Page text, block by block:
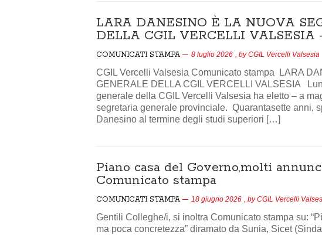
LARA DANESINO È LA NUOVA
DELLA CGIL VERCELLI VALSESIA
COMUNICATI STAMPA 8 luglio 2026 , byCGIL Vercelli Valsesia
CGIL Vercelli Valsesia Comunicato stampa LARA
GENERALE DELLA CGIL VERCELLI VALSESIA
generale della CGIL Vercelli Valsesia ha eletto – a
segretaria generale provinciale. Quarantasette anni,
Danesino al termine degli studi superiori […]
Piano casa del Governo,molti
Comunicato stampa
COMUNICATI STAMPA 18 giugno 2026 , byCGIL Vercelli
Gentili Colleghe/i, si inoltra Comunicato stampa su:
ma poca concretezza” diramato da Sunia, Sicet